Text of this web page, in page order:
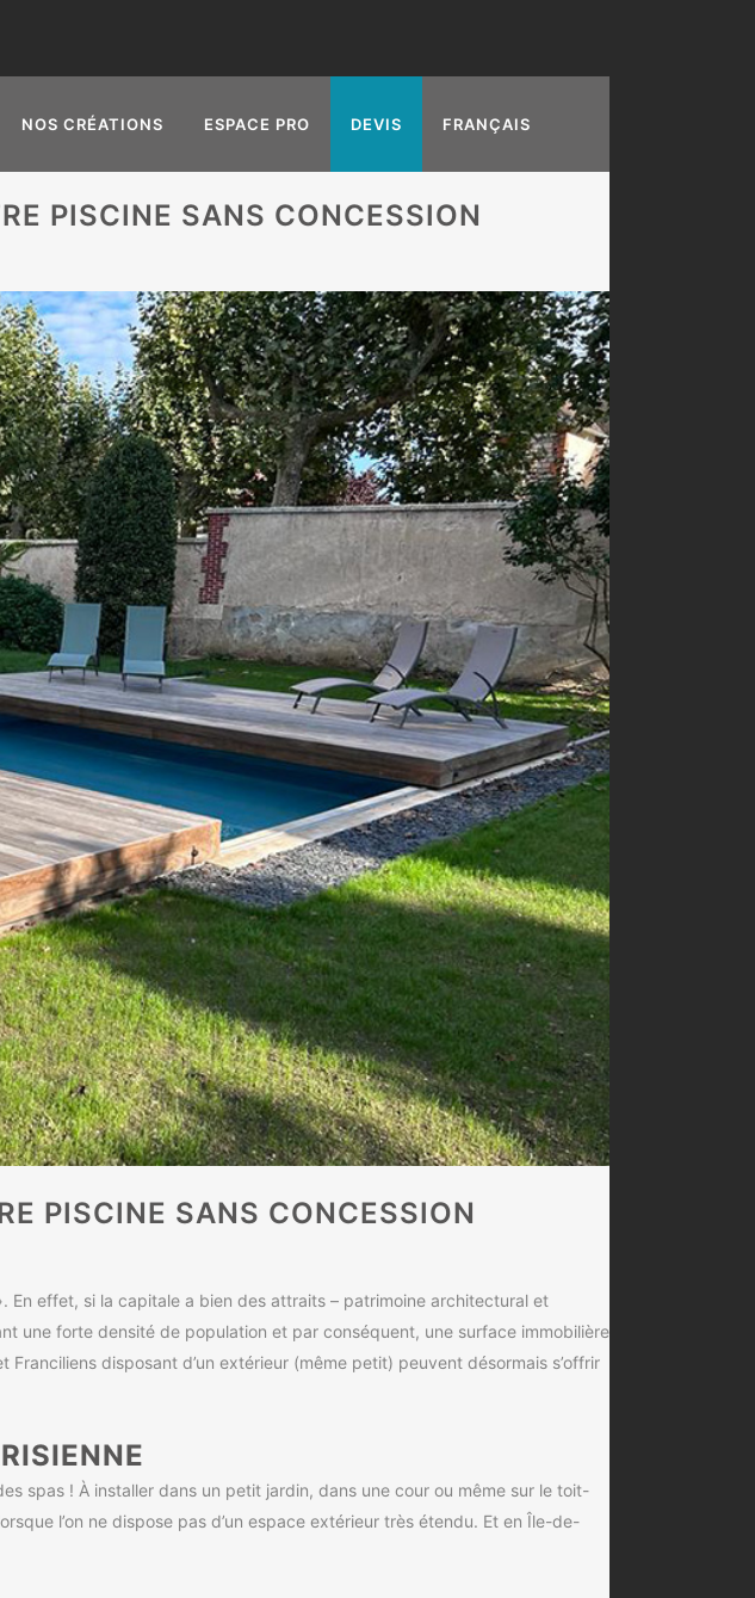
NOS CRÉATIONS ESPACE PRO DEVIS FRANÇAIS
PISCINE SANS CONCESSION
PISCINE SANS CONCESSION
En effet, si la capitale a bien des attraits – patrimoine architectural et
une forte densité de population et par conséquent, une surface immobilière
disposant d’un extérieur (même petit) peuvent désormais s’offrir
spas ! À installer dans un petit jardin, dans une cour ou même sur le toit-
l’on ne dispose pas d’un espace extérieur très étendu. Et en Île-de-